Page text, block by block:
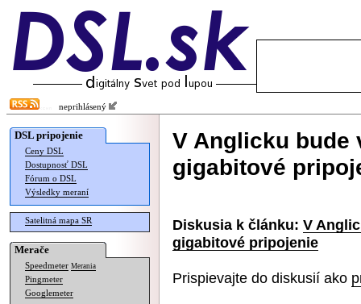
neprihlásený
DSL pripojenie
Ceny DSL
Dostupnosť DSL
Fórum o DSL
Výsledky meraní
Satelitná mapa SR
Merače
Speedmeter Merania
Pingmeter
Googlemeter
V Anglicku bude
gigabitové
Diskusia k článku: V
gigabitové pripojenie
Prispievajte do diskusií ako